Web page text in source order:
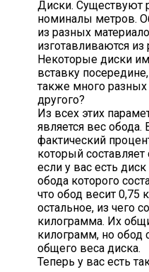
Диски. Существуют
номиналы метров.
из разных
изготавливаются
Некоторые диски
вставку
также много
другого?
Из всех этих
является вес обода.
фактический
который
если у вас есть
обода которого
что обод весит 0,75
остальное, из чего
килограмма. Их
килограмм, но обод
общего веса диска.
Теперь у вас есть